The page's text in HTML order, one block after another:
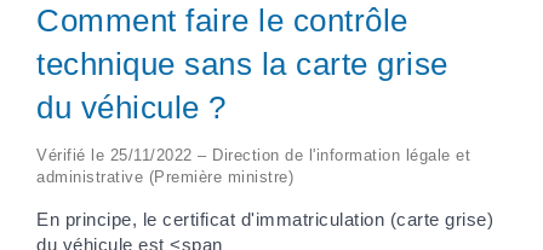
Comment faire le contrôle
technique sans la carte grise
du véhicule ?
Vérifié le 25/11/2022 – Direction de l'information légale et
administrative (Première ministre)
En principe, le certificat d'immatriculation (carte grise)
du véhicule est <span